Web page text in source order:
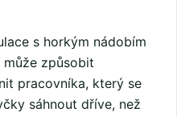
s horkým nádobím
způsobit
pracovníka, který se
sáhnout dříve, než